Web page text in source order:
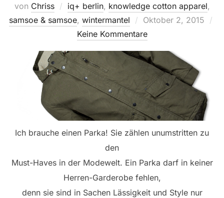
von Chriss iq+ berlin, knowledge cotton apparel,
samsoe & samsoe, wintermantel
Veröffentlicht
am
Oktober 2, 2015
Keine Kommentare
Ich brauche einen Parka! Sie zählen unumstritten zu
den
Must-Haves in der Modewelt. Ein Parka darf in keiner
Herren-Garderobe fehlen,
denn sie sind in Sachen Lässigkeit und Style nur